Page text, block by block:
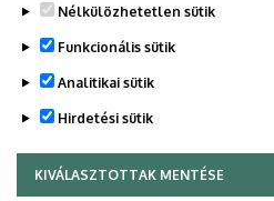
Legutóbb frissítve: 2026. 01. 05. 11:30
Nélkülözhetetlen sütik
Funkcionális sütik
Analitikai sütik
Hirdetési sütik
KIVÁLASZTOTTAK MENTÉSE
WITHDRAW CONSENT